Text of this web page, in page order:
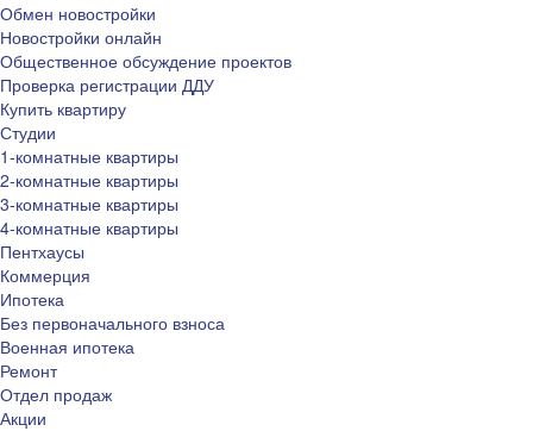
Обмен новостройки
Новостройки онлайн
Общественное обсуждение проектов
Проверка регистрации ДДУ
Купить квартиру
Студии
1-комнатные квартиры
2-комнатные квартиры
3-комнатные квартиры
4-комнатные квартиры
Пентхаусы
Коммерция
Ипотека
Без первоначального взноса
Военная ипотека
Ремонт
Отдел продаж
Акции